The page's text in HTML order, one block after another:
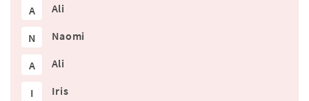
A Ali
N Naomi
A Ali
I Iris